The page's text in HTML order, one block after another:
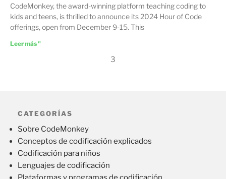
CodeMonkey, the award-winning platform teaching coding to
kids and teens, is thrilled to announce its 2024 Hour of Code
offerings, open from December 9-15. This
Leer más "
3
CATEGORÍAS
Sobre CodeMonkey
Conceptos de codificación explicados
Codificación para niños
Lenguajes de codificación